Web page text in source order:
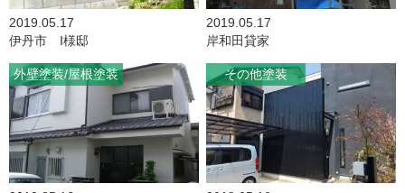
2019.05.17
伊丹市 I様邸
2019.05.17
岸和田貸家
外壁塗装 屋根塗装 その他塗装